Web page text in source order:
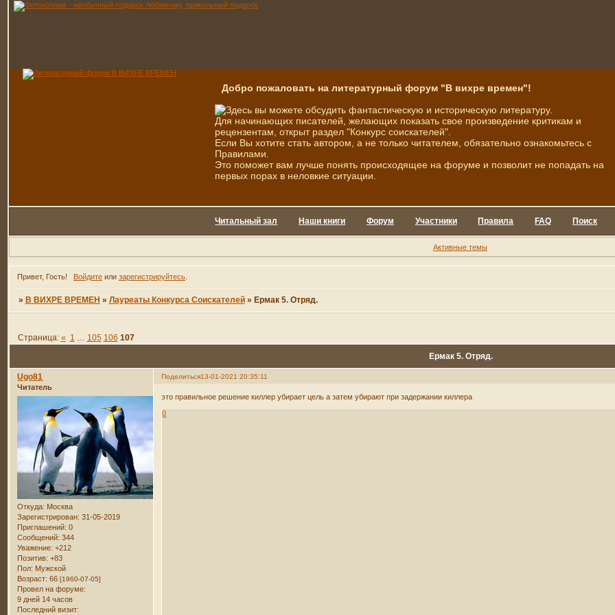
Добро пожаловать на литературный форум "В вихре времен"!
Здесь вы можете обсудить фантастическую и историческую литературу.
Для начинающих писателей, желающих показать свое произведение критикам и
рецензентам, открыт раздел "Конкурс соискателей".
Если Вы хотите стать автором, а не только читателем, обязательно ознакомьтесь с
Правилами.
Это поможет вам лучше понять происходящее на форуме и позволит не попадать на
первых порах в неловкие ситуации.
Читальный зал Наши книги Форум Участники Правила FAQ Поиск
Активные темы
Привет, Гость! Войдитеили зарегистрируйтесь.
» В ВИХРЕ ВРЕМЕН » Лауреаты Конкурса Соискателей » Ермак 5. Отряд.
Ермак 5. Отряд.
Страница: « 1 … 105 106 107
Поделиться13-01-2021 20:35:11
Ugo81
Читатель
Откуда: Москва
Зарегистрирован: 31-05-2019
Приглашений: 0
Сообщений: 344
Уважение: +212
Позитив: +83
Пол: Мужской
Возраст: 66[1960-07-05]
Провел на форуме:
9 дней 14 часов
Последний визит:
это правильное решение киллер убирает цель а затем убирают при задержании киллера
0